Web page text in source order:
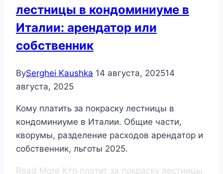
лестницы в кондоминиуме в
Италии: арендатор или
собственник
BySerghei Kaushka 14 августа, 202514
августа, 2025
Кому платить за покраску лестницы в
кондоминиуме в Италии. Общие части,
кворумы, разделение расходов арендатор и
собственник, льготы 2025.
Read More Кто платит за покраску лестницы